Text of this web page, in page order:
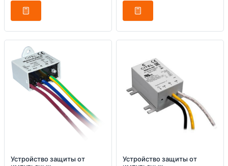
Устройство защиты от
Устройство защиты от